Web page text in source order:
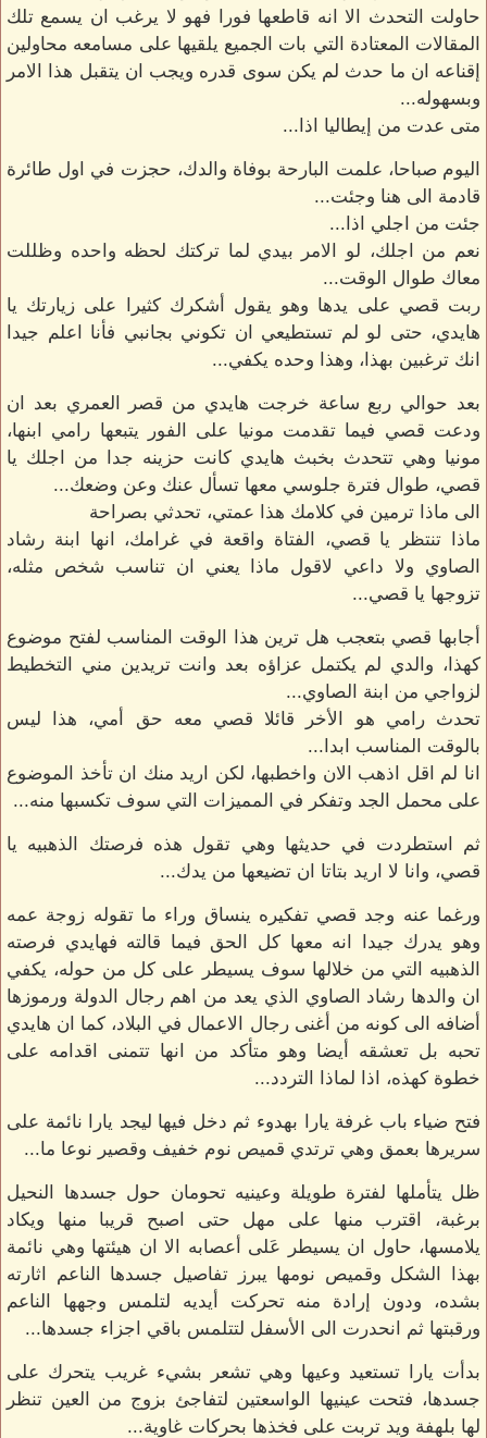
حاولت التحدث الا انه قاطعها فورا فهو لا يرغب ان يسمع تلك
المقالات المعتادة التي بات الجميع يلقيها على مسامعه محاولين
إقناعه ان ما حدث لم يكن سوى قدره ويجب ان يتقبل هذا الامر
وبسهوله...
متى عدت من إيطاليا اذا...
اليوم صباحا، علمت البارحة بوفاة والدك، حجزت في اول طائرة
قادمة الى هنا وجئت...
جئت من اجلي اذا...
نعم من اجلك، لو الامر بيدي لما تركتك لحظه واحده وظللت
معاك طوال الوقت...
ربت قصي على يدها وهو يقول أشكرك كثيرا على زيارتك يا
هايدي، حتى لو لم تستطيعي ان تكوني بجانبي فأنا اعلم جيدا
انك ترغبين بهذا، وهذا وحده يكفي...
بعد حوالي ربع ساعة خرجت هايدي من قصر العمري بعد ان
ودعت قصي فيما تقدمت مونيا على الفور يتبعها رامي ابنها،
مونيا وهي تتحدث بخبث هايدي كانت حزينه جدا من اجلك يا
قصي، طوال فترة جلوسي معها تسأل عنك وعن وضعك...
الى ماذا ترمين في كلامك هذا عمتي، تحدثي بصراحة
ماذا تنتظر يا قصي، الفتاة واقعة في غرامك، انها ابنة رشاد
الصاوي ولا داعي لاقول ماذا يعني ان تناسب شخص مثله،
تزوجها يا قصي...
أجابها قصي بتعجب هل ترين هذا الوقت المناسب لفتح موضوع
كهذا، والدي لم يكتمل عزاؤه بعد وانت تريدين مني التخطيط
لزواجي من ابنة الصاوي...
تحدث رامي هو الأخر قائلا قصي معه حق أمي، هذا ليس
بالوقت المناسب ابدا...
انا لم اقل اذهب الان واخطبها، لكن اريد منك ان تأخذ الموضوع
على محمل الجد وتفكر في المميزات التي سوف تكسبها منه...
ثم استطردت في حديثها وهي تقول هذه فرصتك الذهبيه يا
قصي، وانا لا اريد بتاتا ان تضيعها من يدك...
ورغما عنه وجد قصي تفكيره ينساق وراء ما تقوله زوجة عمه
وهو يدرك جيدا انه معها كل الحق فيما قالته فهايدي فرصته
الذهبيه التي من خلالها سوف يسيطر على كل من حوله، يكفي
ان والدها رشاد الصاوي الذي يعد من اهم رجال الدولة ورموزها
أضافه الى كونه من أغنى رجال الاعمال في البلاد، كما ان هايدي
تحبه بل تعشقه أيضا وهو متأكد من انها تتمنى اقدامه على
خطوة كهذه، اذا لماذا التردد...
فتح ضياء باب غرفة يارا بهدوء ثم دخل فيها ليجد يارا نائمة على
سريرها بعمق وهي ترتدي قميص نوم خفيف وقصير نوعا ما...
ظل يتأملها لفترة طويلة وعينيه تحومان حول جسدها النحيل
برغبة، اقترب منها على مهل حتى اصبح قريبا منها ويكاد
يلامسها، حاول ان يسيطر عَلى أعصابه الا ان هيئتها وهي نائمة
بهذا الشكل وقميص نومها يبرز تفاصيل جسدها الناعم اثارته
بشده، ودون إرادة منه تحركت أيديه لتلمس وجهها الناعم
ورقبتها ثم انحدرت الى الأسفل لتتلمس باقي اجزاء جسدها...
بدأت يارا تستعيد وعيها وهي تشعر بشيء غريب يتحرك على
جسدها، فتحت عينيها الواسعتين لتفاجئ بزوج من العين تنظر
لها بلهفة ويد تربت على فخذها بحركات غاوية...